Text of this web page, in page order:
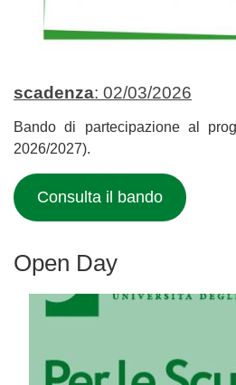
scadenza: 02/03/2026
Bando di partecipazione al
2026/2027).
Consulta il bando
Open Day